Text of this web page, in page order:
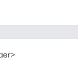
>